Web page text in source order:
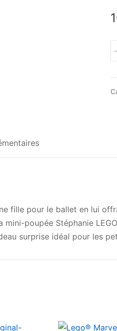
-
fille pour le ballet en lui
poupée Stéphanie
surprise idéal pour les